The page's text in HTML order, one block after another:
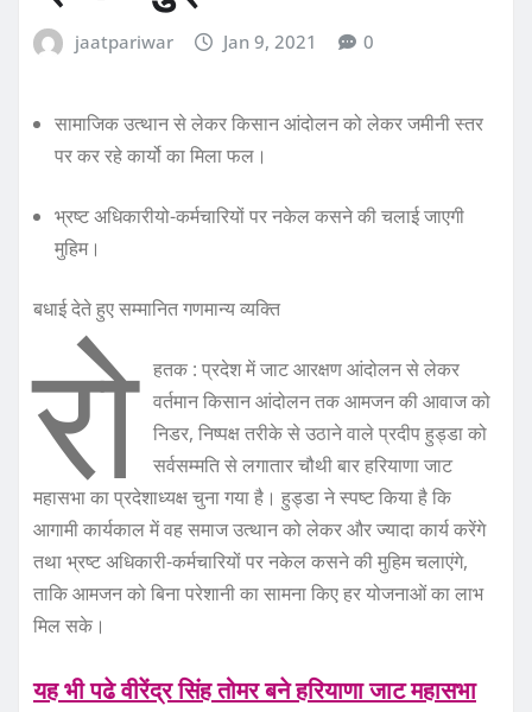
jaatpariwar Jan 9, 2021 0
सामाजिक उत्थान से लेकर किसान आंदोलन को लेकर जमीनी स्तर
पर कर रहे कार्यो का मिला फल।
भ्रष्ट अधिकारीयो-कर्मचारियों पर नकेल कसने की चलाई जाएगी
मुहिम।
बधाई देते हुए सम्‍मानित गणमान्‍य व्‍यक्ति
रो
हतक : प्रदेश में जाट आरक्षण आंदोलन से लेकर
वर्तमान किसान आंदोलन तक आमजन की आवाज को
निडर, निष्पक्ष तरीके से उठाने वाले प्रदीप हुड्डा को
सर्वसम्मति से लगातार चौथी बार हरियाणा जाट
महासभा का प्रदेशाध्यक्ष चुना गया है। हुड्डा ने स्पष्ट किया है कि
आगामी कार्यकाल में वह समाज उत्थान को लेकर और ज्यादा कार्य करेंगे
तथा भ्रष्ट अधिकारी-कर्मचारियों पर नकेल कसने की मुहिम चलाएंगे,
ताकि आमजन को बिना परेशानी का सामना किए हर योजनाओं का लाभ
मिल सके।
यह भी पढे वीरेंद्र सिंह तोमर बने हरियाणा जाट महासभा